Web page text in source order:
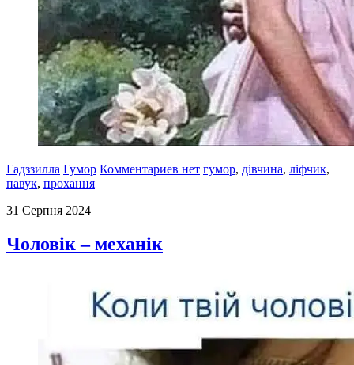
Гадззилла Гумор Комментариев нет гумор, дівчина, ліфчик,
павук, прохання
31 Серпня 2024
Чоловік – механік